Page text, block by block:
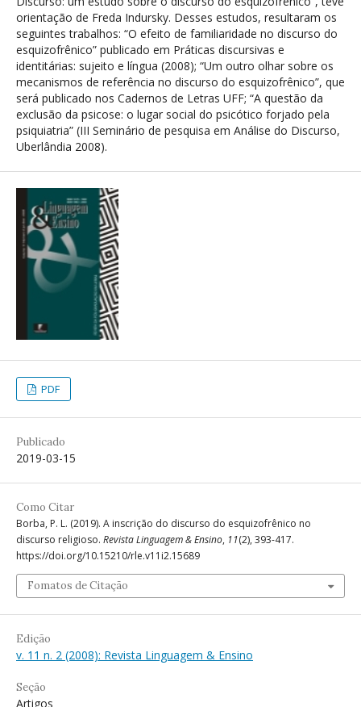
orientação de Freda Indursky. Desses estudos, resultaram os
seguintes trabalhos: “O efeito de familiaridade no discurso do
esquizofrênico” publicado em Práticas discursivas e
identitárias: sujeito e língua (2008); “Um outro olhar sobre os
mecanismos de referência no discurso do esquizofrênico”, que
será publicado nos Cadernos de Letras UFF; “A questão da
exclusão da psicose: o lugar social do psicótico forjado pela
psiquiatria” (III Seminário de pesquisa em Análise do Discurso,
Uberlândia 2008).
PDF
Publicado
2019-03-15
Como Citar
Borba, P. L. (2019). A inscrição do discurso do esquizofrênico no
discurso religioso. Revista Linguagem & Ensino, 11(2), 393-417.
https://doi.org/10.15210/rle.v11i2.15689
Fomatos de Citação
Edição
v. 11 n. 2 (2008): Revista Linguagem & Ensino
Seção
Artigos